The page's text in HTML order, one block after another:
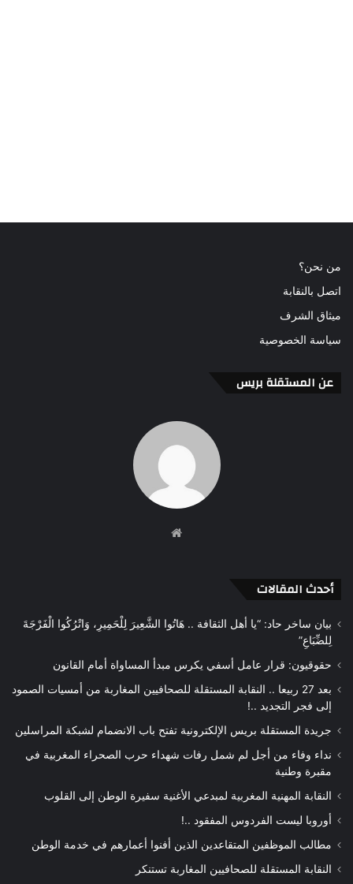
من نحن؟
اتصل بالنقابة
ميثاق الشرف
سياسة الخصوصية
عن المستقلة بريس
أحدث المقالات
بيان ساخر حاد: “يا أهل الثقافة .. هَاتُوا الشَّعِيرَ لِلْحَمِيرِ، وَاتْرُكُوا الْفَرْجَةَ
لِلضِّبَاعِ”
حقوقيون: قرار عامل أسفي يكرس مبدأ المساواة أمام القانون
بعد 27 ربيعا .. النقابة المستقلة للصحافيين المغاربة من أمسيات الصمود
إلى فجر التجديد ..!
جريدة المستقلة بريس الإلكترونية تفتح باب الانضمام لشبكة المراسلين
نداء وفاء من أجل لم شمل رفات شهداء حرب الصحراء المغربية في
مقبرة وطنية
النقابة المهنية المغربية لمبدعي الأغنية سفيرة الوطن إلى القلوب
أوروبا ليست الفردوس المفقود ..!
مطالب الموظفين المتقاعدين الذين أفنوا أعمارهم في خدمة الوطن
النقابة المستقلة للصحافيين المغاربة تستنكر